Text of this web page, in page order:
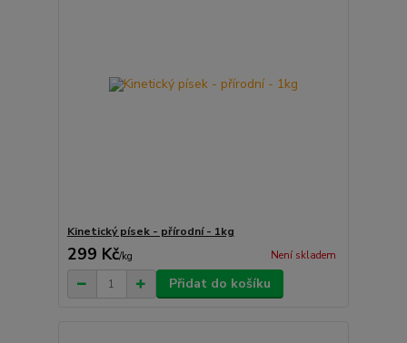
Kinetický písek - přírodní - 1kg
299 Kč/kg Není skladem
Přidat do košíku